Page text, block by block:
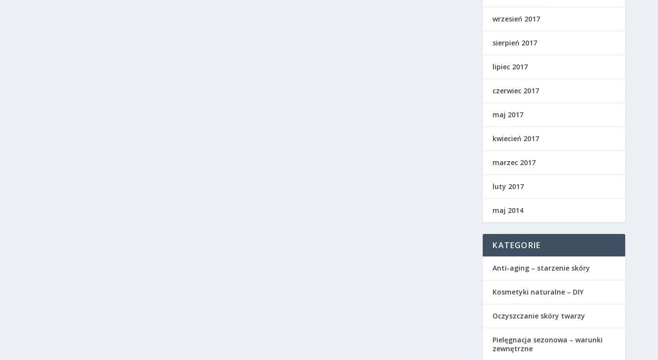
wrzesień 2017
sierpień 2017
lipiec 2017
czerwiec 2017
maj 2017
kwiecień 2017
marzec 2017
luty 2017
maj 2014
KATEGORIE
Anti-aging – starzenie skóry
Kosmetyki naturalne – DIY
Oczyszczanie skóry twarzy
Pielęgnacja sezonowa – warunki
zewnętrzne